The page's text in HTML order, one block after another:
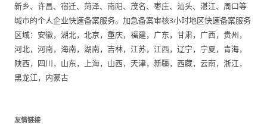
新乡、许昌、宿迁、菏泽、南阳、茂名、枣庄、汕头、湛江、周口等
城市的个人企业快速备案服务。加急备案审核3小时地区快速备案服务
区域：安徽，湖北，北京，重庆，福建，广东，甘肃，广西，贵州，
河北，河南，海南，湖南，吉林，江苏，江西，辽宁，宁夏，青海，
陕西，四川，山东，上海，山西，天津，新疆，西藏，云南，浙江，
黑龙江，内蒙古
友情链接